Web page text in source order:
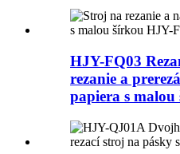
HJY-FQ03
rezanie a
papiera s malou